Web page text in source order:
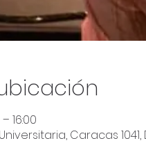
16:00
Caracas